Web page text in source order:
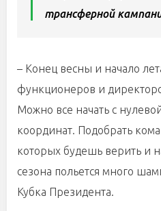
трансферной
– Конец весны и начало
функционеров и
Можно все начать с
координат. Подобрать
которых будешь верить и
сезона польется много
Кубка Президента.